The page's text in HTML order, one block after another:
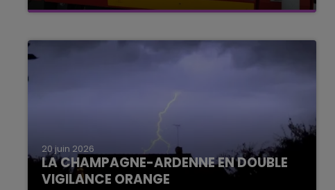
20 juin 2026
LA CHAMPAGNE-ARDENNE EN DOUBLE
VIGILANCE ORANGE